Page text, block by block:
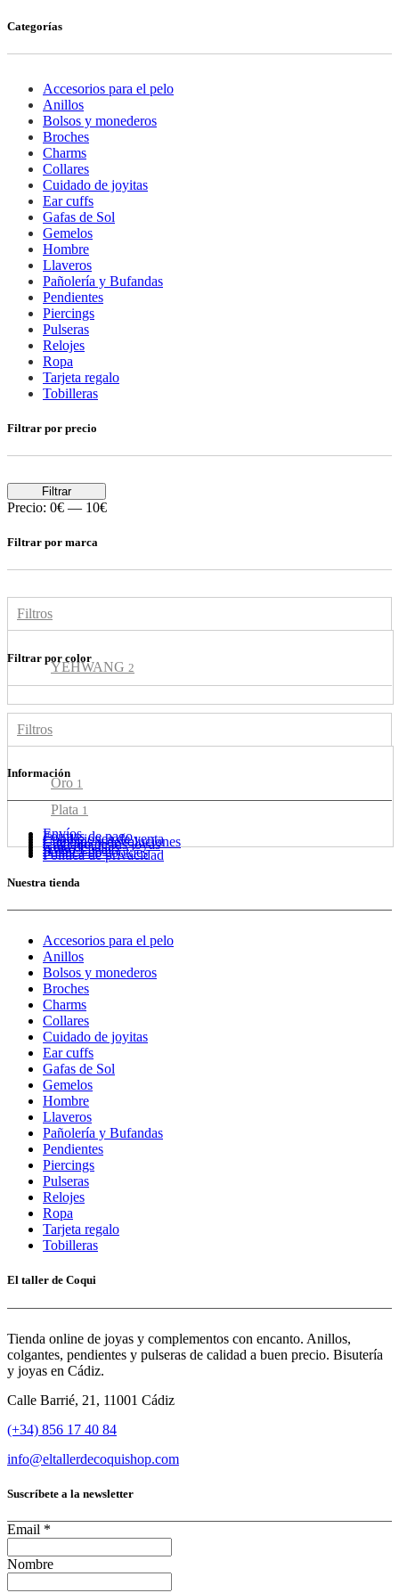
Categorías
Accesorios para el pelo
Anillos
Bolsos y monederos
Broches
Charms
Collares
Cuidado de joyitas
Ear cuffs
Gafas de Sol
Gemelos
Hombre
Llaveros
Pañolería y Bufandas
Pendientes
Piercings
Pulseras
Relojes
Ropa
Tarjeta regalo
Tobilleras
Filtrar por precio
Filtrar
Precio: 0€ — 10€
Filtrar por marca
Filtros
YEHWANG 2
Filtrar por color
Filtros
Oro 1
Plata 1
Información
Envíos
Formas de pago
Condiciones de venta
Cambios y devoluciones
Cuidado de tus joyas
Guía de tallas
Aviso Legal
Política de cookies
Política de privacidad
Nuestra tienda
Accesorios para el pelo
Anillos
Bolsos y monederos
Broches
Charms
Collares
Cuidado de joyitas
Ear cuffs
Gafas de Sol
Gemelos
Hombre
Llaveros
Pañolería y Bufandas
Pendientes
Piercings
Pulseras
Relojes
Ropa
Tarjeta regalo
Tobilleras
El taller de Coqui
Tienda online de joyas y complementos con encanto. Anillos,
colgantes, pendientes y pulseras de calidad a buen precio. Bisutería
y joyas en Cádiz.
Calle Barrié, 21, 11001 Cádiz
(+34) 856 17 40 84
info@eltallerdecoquishop.com
Suscríbete a la newsletter
Email *
Nombre